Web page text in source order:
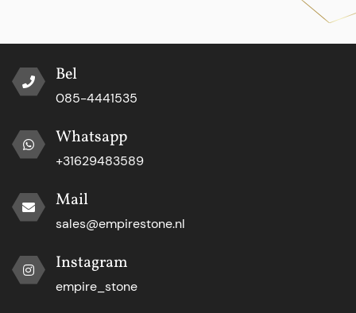
Bel
085-4441535
Whatsapp
+31629483589
Mail
sales@empirestone.nl
Instagram
empire_stone